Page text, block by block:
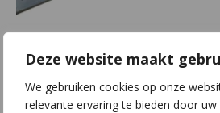
Deze website maakt
We gebruiken cookies op onze
relevante ervaring te bieden door
F05 | S80x8 |
L815x100
€14,44